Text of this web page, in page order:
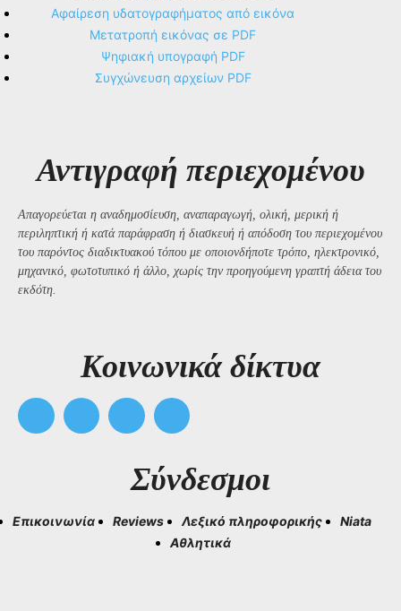
Αφαίρεση υδατογραφήματος από εικόνα
Μετατροπή εικόνας σε PDF
Ψηφιακή υπογραφή PDF
Συγχώνευση αρχείων PDF
Αντιγραφή περιεχομένου
Απαγορεύεται η αναδημοσίευση, αναπαραγωγή, ολική, μερική ή
περιληπτική ή κατά παράφραση ή διασκευή ή απόδοση του περιεχομένου
του παρόντος διαδικτυακού τόπου με οποιονδήποτε τρόπο, ηλεκτρονικό,
μηχανικό, φωτοτυπικό ή άλλο, χωρίς την προηγούμενη γραπτή άδεια του
εκδότη.
Kοινωνικά δίκτυα
Σύνδεσμοι
Επικοινωνία Reviews Λεξικό πληροφορικής
Niata
Αθλητικά